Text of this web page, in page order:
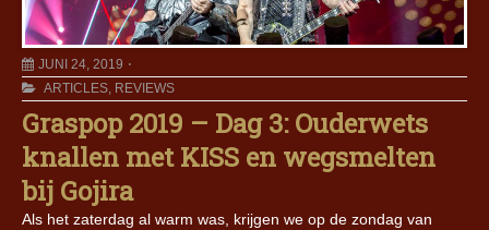
JUNI 24, 2019
ARTICLES, REVIEWS
Graspop 2019 – Dag 3: Ouderwets
knallen met KISS en wegsmelten
bij Gojira
Als het zaterdag al warm was, krijgen we op de zondag van